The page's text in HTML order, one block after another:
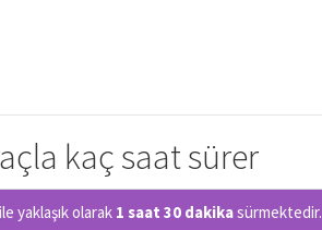
kaç saat sürer
yaklaşık olarak 1 saat 30 dakikasürmektedir.